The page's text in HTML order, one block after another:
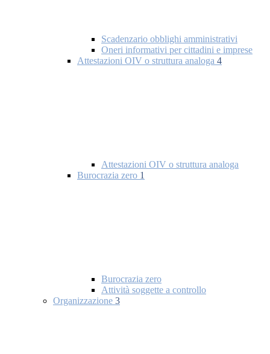
Scadenzario obblighi amministrativi
Oneri informativi per cittadini e imprese
Attestazioni OIV o struttura analoga 4
Attestazioni OIV o struttura analoga
Burocrazia zero 1
Burocrazia zero
Attività soggette a controllo
Organizzazione 3